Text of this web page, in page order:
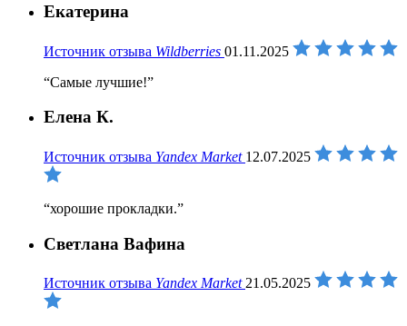
Екатерина
Источник отзыва Wildberries 01.11.2025
Самые лучшие!
Елена К.
Источник отзыва Yandex Market 12.07.2025
хорошие прокладки.
Светлана Вафина
Источник отзыва Yandex Market 21.05.2025